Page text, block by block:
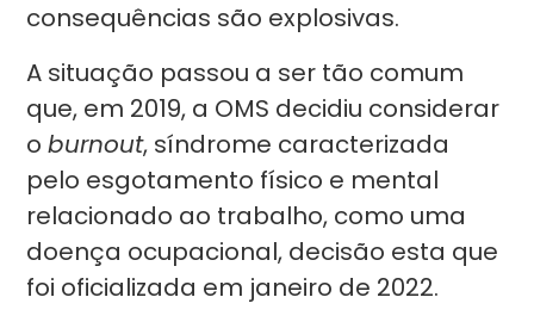
consequências são explosivas.
A situação passou a ser tão comum
que, em 2019, a OMS decidiu considerar
oburnout, síndrome caracterizada
pelo esgotamento físico e mental
relacionado ao trabalho, como uma
doença ocupacional, decisão esta que
foi oficializada em janeiro de 2022.